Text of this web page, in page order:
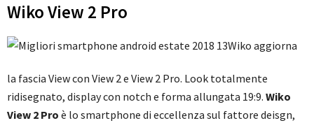
Wiko View 2 Pro
Wiko aggiorna
la fascia View con View 2 e View 2 Pro. Look totalmente
ridisegnato, display con notch e forma allungata 19:9. Wiko
View 2 Pro è lo smartphone di eccellenza sul fattore deisgn,